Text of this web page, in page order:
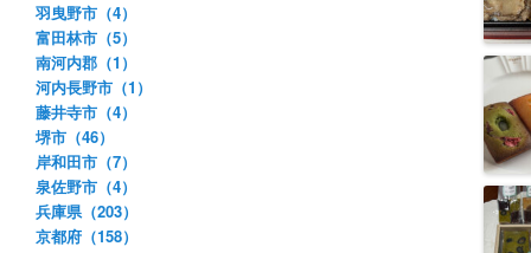
羽曳野市（4）
富田林市（5）
南河内郡（1）
河内長野市（1）
藤井寺市（4）
堺市（46）
岸和田市（7）
泉佐野市（4）
兵庫県（203）
京都府（158）